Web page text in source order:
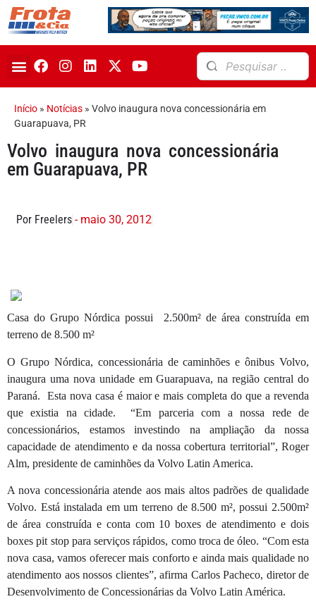
Início » Notícias » Volvo inaugura nova concessionária em
Guarapuava, PR
Volvo inaugura nova concessionária
em Guarapuava, PR
Por Freelers - maio 30, 2012
Casa do Grupo Nórdica possui 2.500m² de área construída em
terreno de 8.500 m²
O Grupo Nórdica, concessionária de caminhões e ônibus Volvo,
inaugura uma nova unidade em Guarapuava, na região central do
Paraná. Esta nova casa é maior e mais completa do que a revenda
que existia na cidade. “Em parceria com a nossa rede de
concessionários, estamos investindo na ampliação da nossa
capacidade de atendimento e da nossa cobertura territorial”, Roger
Alm, presidente de caminhões da Volvo Latin America.
A nova concessionária atende aos mais altos padrões de qualidade
Volvo. Está instalada em um terreno de 8.500 m², possui 2.500m²
de área construída e conta com 10 boxes de atendimento e dois
boxes pit stop para serviços rápidos, como troca de óleo. “Com esta
nova casa, vamos oferecer mais conforto e ainda mais qualidade no
atendimento aos nossos clientes”, afirma Carlos Pacheco, diretor de
Desenvolvimento de Concessionárias da Volvo Latin América.